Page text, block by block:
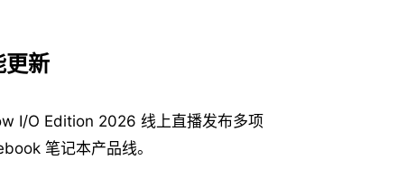
新
I/O Edition 2026 线上直播发布多项
笔记本产品线。